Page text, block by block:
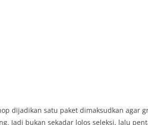
dijadikan satu paket dimaksudkan agar
Jadi bukan sekadar lolos seleksi, lalu